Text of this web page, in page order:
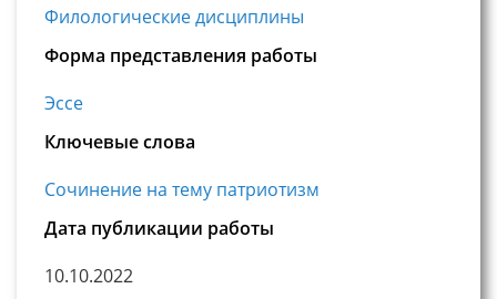
Филологические дисциплины
Форма представления работы
Эссе
Ключевые слова
Сочинение на тему патриотизм
Дата публикации работы
10.10.2022